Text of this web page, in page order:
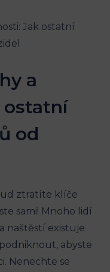
a
ostatní
od
ztratíte klíče
sami! Mnoho lidí
naštěstí existuje
abyste
Nenechte se